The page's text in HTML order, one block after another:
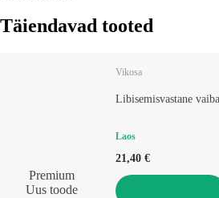
Täiendavad tooted
Premium
Uus toode
Vikosa
Libisemisvastane
Laos
21,40 €